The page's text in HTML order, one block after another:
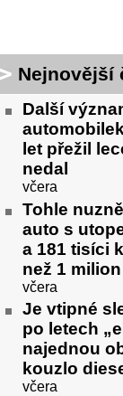
Nejnovější
Další
let přežil
nedal
včera
Tohle
auto s
a 181 tisíci
než 1
včera
Je vtipné
po letech
najednou
kouzlo
včera